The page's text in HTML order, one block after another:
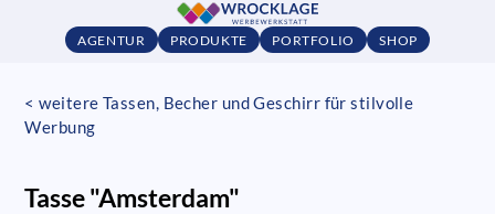
AGENTUR PRODUKTE PORTFOLIO SHOP
< weitere Tassen, Becher und Geschirr für stilvolle
Werbung
Tasse "Amsterdam"